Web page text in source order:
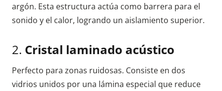
argón. Esta estructura actúa como barrera para el
sonido y el calor, logrando un aislamiento superior.
2. Cristal laminado acústico
Perfecto para zonas ruidosas. Consiste en dos
vidrios unidos por una lámina especial que reduce